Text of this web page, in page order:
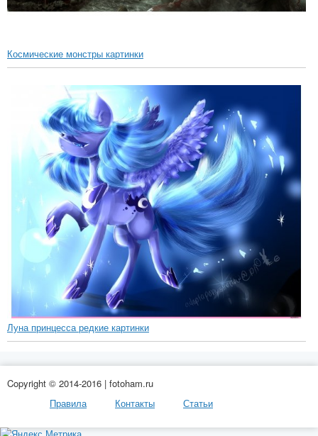
Космические монстры картинки
Луна принцесса редкие картинки
Copyright © 2014-2016 | fotoham.ru
Правила
Контакты Статьи